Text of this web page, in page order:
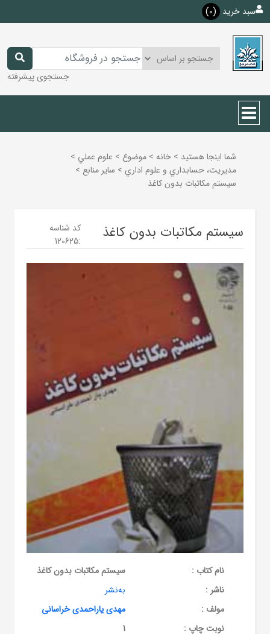
سبد خرید (0)
جستجوی پیشرفته
شما اینجا هستید > خانه > موضوع > علوم عملي >
مديريت، حسابداري و علوم اداري > ساير منابع >
سیستم مکاتبات بدون کاغذ
سیستم مکاتبات بدون کاغذ
کد شناسه
:
120625
نام کتاب :
سیستم مکاتبات بدون کاغذ
ناشر :
به‌نشر
مولف :
مهدی یاراحمدی خراسانی
نوبت چاپ :
1